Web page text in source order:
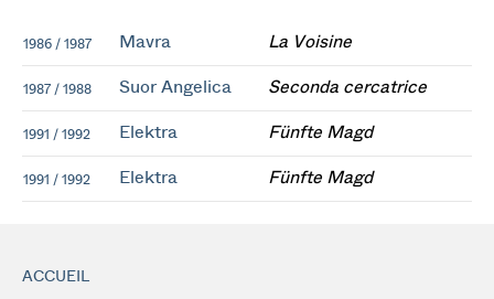
1986 / 1987 Mavra La Voisine
1987 / 1988 Suor Angelica Seconda cercatrice
1991 / 1992 Elektra Fünfte Magd
1991 / 1992 Elektra Fünfte Magd
ACCUEIL